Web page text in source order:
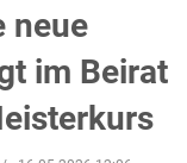
neue
im Beirat